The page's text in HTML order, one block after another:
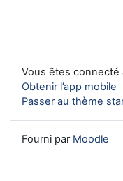
Vous êtes connecté
Obtenir l’app mobile
Passer au thème
Fourni par Moodle